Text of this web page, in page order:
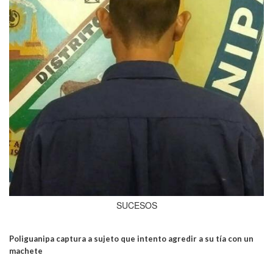
SUCESOS
Poliguanipa captura a sujeto que intento agredir a su tía con un
machete